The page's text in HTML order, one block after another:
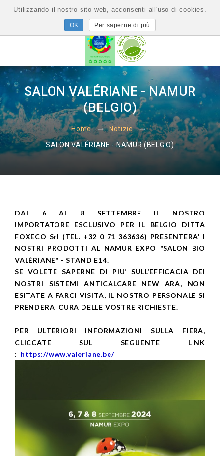
SALON VALÉRIANE - NAMUR
(BELGIO)
Home Notizie
SALON VALÉRIANE - NAMUR (BELGIO)
DAL 6 AL 8 SETTEMBRE IL NOSTRO
IMPORTATORE ESCLUSIVO PER IL BELGIO DITTA
FOXECO Srl (TEL. +32 0 71 363636) PRESENTERA' I
NOSTRI PRODOTTI AL NAMUR EXPO "SALON BIO
VALÉRIANE" - STAND E14.
SE VOLETE SAPERNE DI PIU’ SULL’EFFICACIA DEI
NOSTRI SISTEMI ANTICALCARE NEW ARA, NON
ESITATE A FARCI VISITA, IL NOSTRO PERSONALE SI
PRENDERA' CURA DELLE VOSTRE RICHIESTE.
PER ULTERIORI INFORMAZIONI SULLA FIERA,
CLICCATE SUL SEGUENTE LINK
: https://www.valeriane.be/
Utilizzando il nostro sito web, acconsenti all'uso di cookies.
Per saperne di più